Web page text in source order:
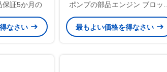
保証5か月の
なさい
ポンプの部品エンジン ブロック
ピストン
最もよい価格を得なさい